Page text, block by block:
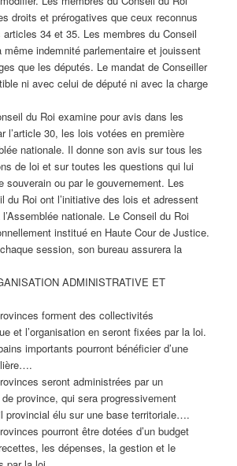
droits et prérogatives que ceux reconnus
34 et 35. Les membres du Conseil
même indemnité parlementaire et jouissent
que les députés. Le mandat de Conseiller
ni avec celui de député ni avec la charge
du Roi examine pour avis dans les
l’article 30, les lois votées en première
nationale. Il donne son avis sur tous les
de loi et sur toutes les questions qui lui
souverain ou par le gouvernement. Les
du Roi ont l’initiative des lois et adressent
nationale. Le Conseil du Roi
institué en Haute Cour de Justice.
session, son bureau assurera la
ADMINISTRATIVE ET
forment des collectivités
et l’organisation en seront fixées par la loi.
importants pourront bénéficier d’une
seront administrées par un
province, qui sera progressivement
provincial élu sur une base territoriale….
pourront être dotées d’un budget
les dépenses, la gestion et le